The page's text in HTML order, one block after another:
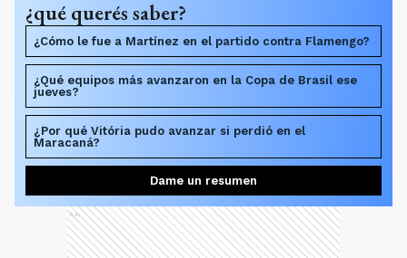
¿qué querés saber?
¿Cómo le fue a Martínez en el partido contra Flamengo?
¿Qué equipos más avanzaron en la Copa de Brasil ese
jueves?
¿Por qué Vitória pudo avanzar si perdió en el
Maracaná?
Dame un resumen
Ads